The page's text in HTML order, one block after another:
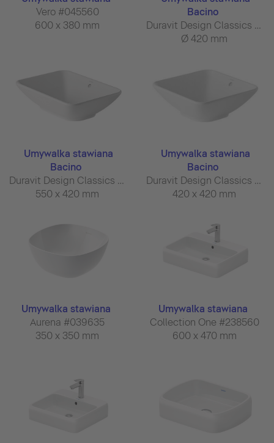
Vero #045560
600 x 380 mm
Bacino
Duravit Design Classics #032542
Ø 420 mm
Umywalka stawiana
Bacino
Duravit Design Classics #033452
550 x 420 mm
Umywalka stawiana
Bacino
Duravit Design Classics #033342
420 x 420 mm
Umywalka stawiana
Aurena #039635
350 x 350 mm
Umywalka stawiana
Collection One #238560
600 x 470 mm